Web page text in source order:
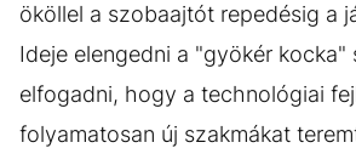
ököllel a szobaajtót repedésig a
Ideje elengedni a "gyökér kocka"
elfogadni, hogy a technológiai
folyamatosan új szakmákat